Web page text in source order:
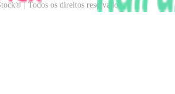
| Todos os direitos reservados.